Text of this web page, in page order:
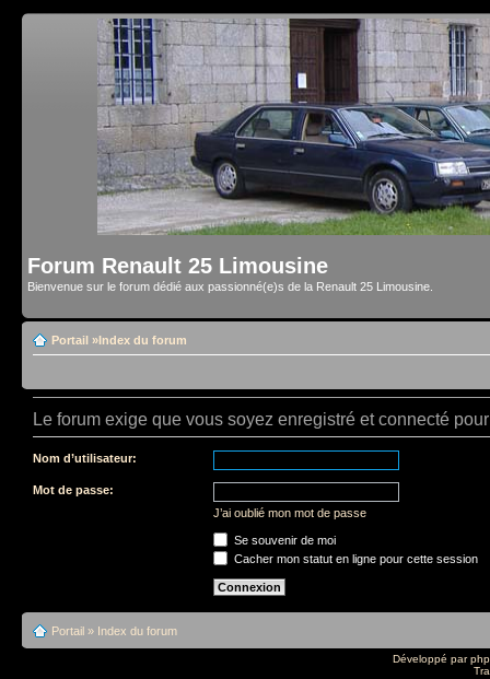
Forum Renault 25 Limousine
Bienvenue sur le forum dédié aux passionné(e)s de la Renault 25 Limousine.
Portail »Index du forum
Le forum exige que vous soyez enregistré et connecté
Nom d’utilisateur:
Mot de passe:
J’ai oublié mon mot de passe
Se souvenir de moi
Cacher mon statut en ligne pour cette session
Portail » Index du forum
Développé par